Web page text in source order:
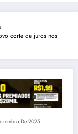
corte de juros nos
De 2025